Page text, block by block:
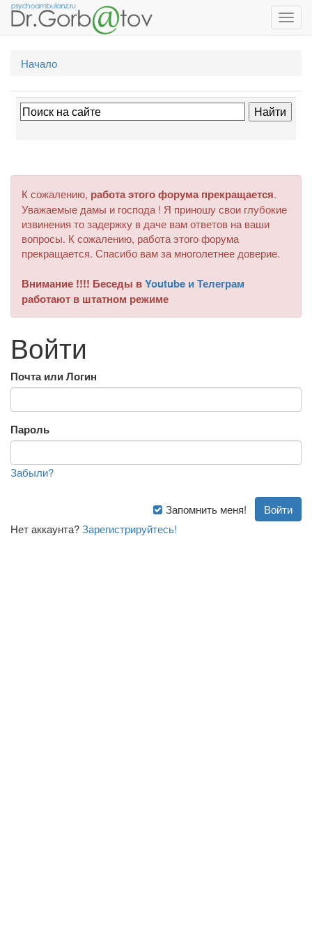
Начало
К сожалению, работа этого форума прекращается.
Уважаемые дамы и господа ! Я приношу свои глубокие
извинения то задержку в даче вам ответов на ваши
вопросы. К сожалению, работа этого форума
прекращается. Спасибо вам за многолетнее доверие.
Внимание !!!! Беседы вYoutube и Телеграм
работают в штатном режиме
Войти
Почта или Логин
Пароль
Забыли?
Запомнить меня!
Нет аккаунта?Зарегистрируйтесь!